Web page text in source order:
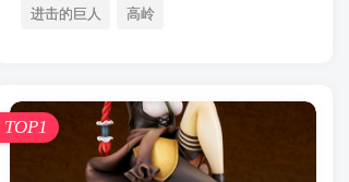
进击的巨人 高岭
TOP1时间 秘密 手机 海贼王
鬼灭 捆绑 萝莉